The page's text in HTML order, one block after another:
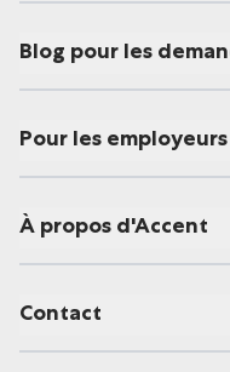
Blog pour les
Pour les employeurs
À propos d'Accent
Contact